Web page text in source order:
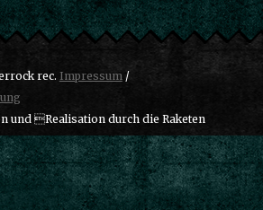
rec. Impressum/
und Realisation durch die Raketen